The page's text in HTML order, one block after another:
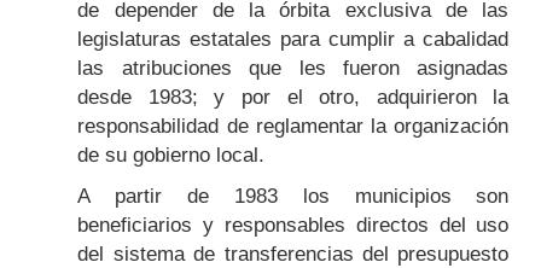
de depender de la órbita exclusiva de las
legislaturas estatales para cumplir a cabalidad
las atribuciones que les fueron asignadas
desde 1983; y por el otro, adquirieron la
responsabilidad de reglamentar la organización
de su gobierno local.
A partir de 1983 los municipios son
beneficiarios y responsables directos del uso
del sistema de transferencias del presupuesto